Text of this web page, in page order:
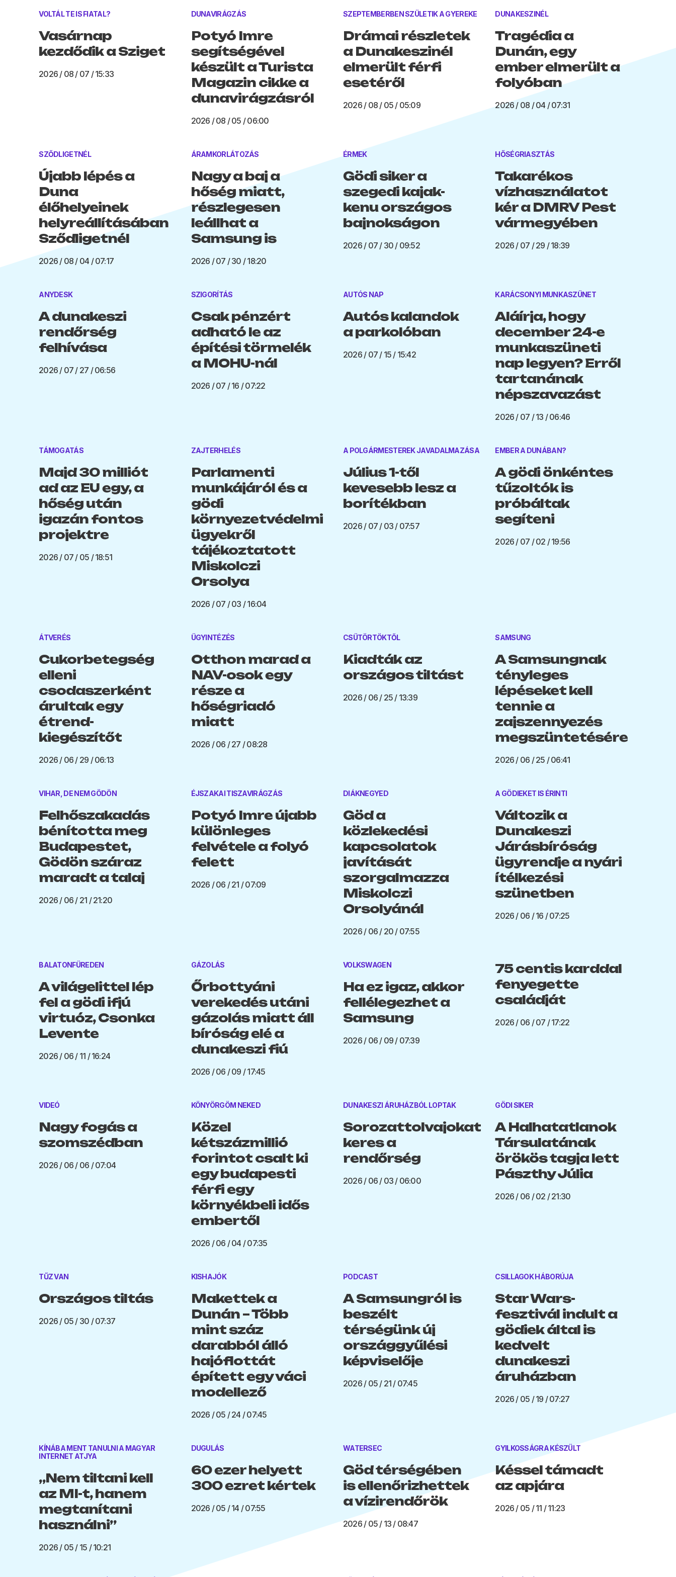
VOLTÁL TE IS FIATAL?
Vasárnap
kezdődik a Sziget
2026 / 08 / 07 / 15:33
DUNAVIRÁGZÁS
Potyó Imre
segítségével
készült a Turista
Magazin cikke a
dunavirágzásról
2026 / 08 / 05 / 06:00
SZEPTEMBERBEN SZÜLETIK A GYEREKE
Drámai részletek
a Dunakeszinél
elmerült férfi
esetéről
2026 / 08 / 05 / 05:09
DUNAKESZINÉL
Tragédia a
Dunán, egy
ember elmerült a
folyóban
2026 / 08 / 04 / 07:31
SZŐDLIGETNÉL
Újabb lépés a
Duna
élőhelyeinek
helyreállításában
Sződligetnél
2026 / 08 / 04 / 07:17
ÁRAMKORLÁTOZÁS
Nagy a baj a
hőség miatt,
részlegesen
leállhat a
Samsung is
2026 / 07 / 30 / 18:20
ÉRMEK
Gödi siker a
szegedi kajak-
kenu országos
bajnokságon
2026 / 07 / 30 / 09:52
HŐSÉGRIASZTÁS
Takarékos
vízhasználatot
kér a DMRV Pest
vármegyében
2026 / 07 / 29 / 18:39
ANYDESK
A dunakeszi
rendőrség
felhívása
2026 / 07 / 27 / 06:56
SZIGORÍTÁS
Csak pénzért
adható le az
építési törmelék
a MOHU-nál
2026 / 07 / 16 / 07:22
AUTÓS NAP
Autós kalandok
a parkolóban
2026 / 07 / 15 / 15:42
KARÁCSONYI MUNKASZÜNET
Aláírja, hogy
december 24-e
munkaszüneti
nap legyen? Erről
tartanának
népszavazást
2026 / 07 / 13 / 06:46
TÁMOGATÁS
Majd 30 milliót
ad az EU egy, a
hőség után
igazán fontos
projektre
2026 / 07 / 05 / 18:51
ZAJTERHELÉS
Parlamenti
munkájáról és a
gödi
környezetvédelmi
ügyekről
tájékoztatott
Miskolczi
Orsolya
2026 / 07 / 03 / 16:04
A POLGÁRMESTEREK JAVADALMAZÁSA
Július 1-től
kevesebb lesz a
borítékban
2026 / 07 / 03 / 07:57
EMBER A DUNÁBAN?
A gödi önkéntes
tűzoltók is
próbáltak
segíteni
2026 / 07 / 02 / 19:56
ÁTVERÉS
Cukorbetegség
elleni
csodaszerként
árultak egy
étrend-
kiegészítőt
2026 / 06 / 29 / 06:13
ÜGYINTÉZÉS
Otthon marad a
NAV-osok egy
része a
hőségriadó
miatt
2026 / 06 / 27 / 08:28
CSÜTÖRTÖKTŐL
Kiadták az
országos tiltást
2026 / 06 / 25 / 13:39
SAMSUNG
A Samsungnak
tényleges
lépéseket kell
tennie a
zajszennyezés
megszüntetésére
2026 / 06 / 25 / 06:41
VIHAR, DE NEM GÖDÖN
Felhőszakadás
bénította meg
Budapestet,
Gödön száraz
maradt a talaj
2026 / 06 / 21 / 21:20
ÉJSZAKAI TISZAVIRÁGZÁS
Potyó Imre újabb
különleges
felvétele a folyó
felett
2026 / 06 / 21 / 07:09
DIÁKNEGYED
Göd a
közlekedési
kapcsolatok
javítását
szorgalmazza
Miskolczi
Orsolyánál
2026 / 06 / 20 / 07:55
A GÖDIEKET IS ÉRINTI
Változik a
Dunakeszi
Járásbíróság
ügyrendje a nyári
ítélkezési
szünetben
2026 / 06 / 16 / 07:25
BALATONFÜREDEN
A világelittel lép
fel a gödi ifjú
virtuóz, Csonka
Levente
2026 / 06 / 11 / 16:24
GÁZOLÁS
Őrbottyáni
verekedés utáni
gázolás miatt áll
bíróság elé a
dunakeszi fiú
2026 / 06 / 09 / 17:45
VOLKSWAGEN
Ha ez igaz, akkor
fellélegezhet a
Samsung
2026 / 06 / 09 / 07:39
75 centis karddal
fenyegette
családját
2026 / 06 / 07 / 17:22
VIDEÓ
Nagy fogás a
szomszédban
2026 / 06 / 06 / 07:04
KÖNYÖRGÖM NEKED
Közel
kétszázmillió
forintot csalt ki
egy budapesti
férfi egy
környékbeli idős
embertől
2026 / 06 / 04 / 07:35
DUNAKESZI ÁRUHÁZBÓL LOPTAK
Sorozattolvajokat
keres a
rendőrség
2026 / 06 / 03 / 06:00
GÖDI SIKER
A Halhatatlanok
Társulatának
örökös tagja lett
Pászthy Júlia
2026 / 06 / 02 / 21:30
TŰZ VAN
Országos tiltás
2026 / 05 / 30 / 07:37
KISHAJÓK
Makettek a
Dunán – Több
mint száz
darabból álló
hajóflottát
épített egy váci
modellező
2026 / 05 / 24 / 07:45
PODCAST
A Samsungról is
beszélt
térségünk új
országgyűlési
képviselője
2026 / 05 / 21 / 07:45
CSILLAGOK HÁBORÚJA
Star Wars-
fesztivál indult a
gödiek által is
kedvelt
dunakeszi
áruházban
2026 / 05 / 19 / 07:27
KÍNÁBA MENT TANULNI A MAGYAR
INTERNET ATJYA
„Nem tiltani kell
az MI-t, hanem
megtanítani
használni”
2026 / 05 / 15 / 10:21
DUGULÁS
60 ezer helyett
300 ezret kértek
2026 / 05 / 14 / 07:55
WATERSEC
Göd térségében
is ellenőrizhettek
a vízirendőrök
2026 / 05 / 13 / 08:47
GYILKOSSÁGRA KÉSZÜLT
Késsel támadt
az apjára
2026 / 05 / 11 / 11:23